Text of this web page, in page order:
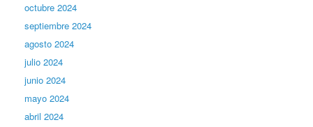
octubre 2024
septiembre 2024
agosto 2024
julio 2024
junio 2024
mayo 2024
abril 2024